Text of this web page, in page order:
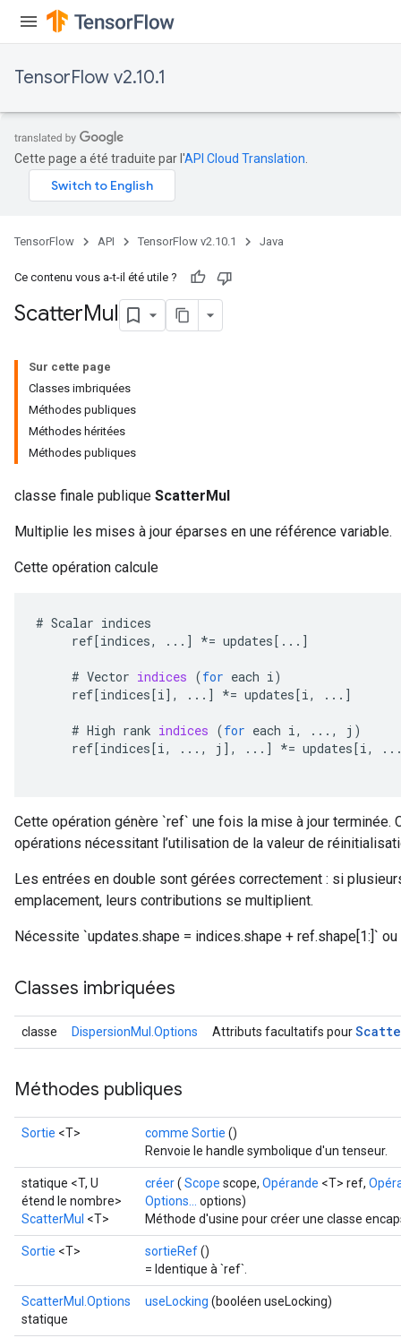
TensorFlow v2.10.1
Cette page a été traduite par l'API Cloud Translation
TensorFlow API TensorFlow v2.10.1 Java
Ce contenu vous a-t-il été utile ?
ScatterMul
Sur cette page
Classes imbriquées
Méthodes publiques
Méthodes héritées
Méthodes publiques
classe finale publique ScatterMul
Multiplie les mises à jour éparses en une référence variable.
Cette opération calcule
# Scalar indices
ref[indices, ... ] *= updates[ ... ]
# Vector indices (for each i)
ref[indices[i] , ... ] *= updates[i, ... ]
# High rank indices (for each i, ..., j )
ref[indices[i, ..., j ] , ... ] *= updates[i,
Cette opération génère `ref` une fois la mise à jour terminée.
opérations nécessitant l’utilisation de la valeur de
Les entrées en double sont gérées correctement : si
emplacement, leurs contributions se multiplient.
Nécessite `updates.shape = indices.shape + ref.shape[1:]` ou
Classes imbriquées
classe DispersionMul.Options Attributs facultatifs pour
Méthodes publiques
Sortie <T> comme Sortie ()
Renvoie le handle symbolique d'un tenseur.
statique <T, U
étend le nombre>
ScatterMul <T>
créer( Scope scope, Opérande <T> ref,
Options...
options)
Méthode d'usine pour créer une classe
Sortie <T> sortieRef()
= Identique à `ref`.
ScatterMul.Options
statique
useLocking (booléen useLocking)